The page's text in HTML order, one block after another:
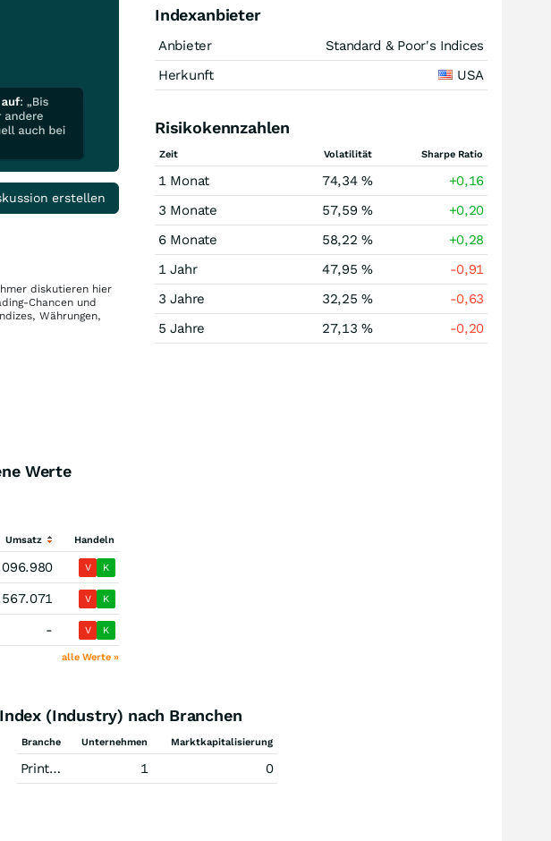
erstellen
diskutieren hier
Chancen und
Währungen,
Werte
Umsatz Handeln
V K
V K
- V K
alle Werte »
Indexanbieter
Anbieter
Standard & Poor's Indices
Herkunft
USA
Risikokennzahlen
Zeit Volatilität Sharpe Ratio
1 Monat 74,34 %
+0,16
3 Monate
57,59 %
+0,20
6 Monate
58,22 %
+0,28
1 Jahr
47,95 %
-0,91
3 Jahre
32,25 %
-0,63
5 Jahre
27,13 % -0,20
(Industry) nach Branchen
Branche Unternehmen Marktkapitalisierung
Printmedien 1 0